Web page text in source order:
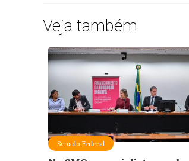
Veja também
Senado Federal